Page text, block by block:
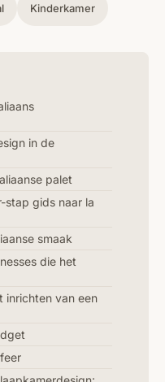
Kinderkamer
in de
palet
stap gids naar la
smaak
die het
inrichten van een